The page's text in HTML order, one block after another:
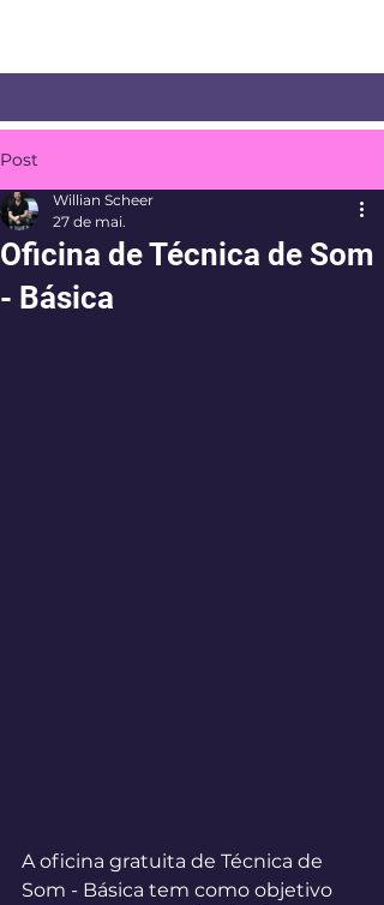
Post
Oficina de Técnica de Som
- Básica
Willian Scheer
27 de mai.
A oficina gratuita de Técnica de
Som - Básica tem como objetivo